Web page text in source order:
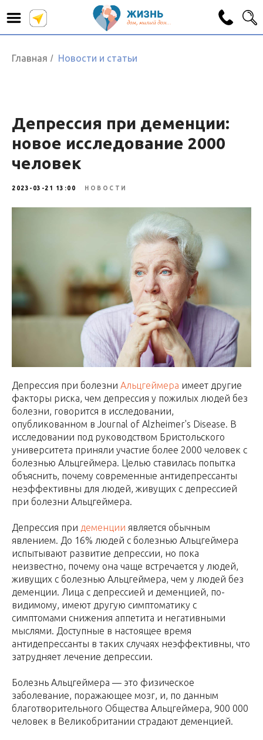
Главная / Новости и статьи
Депрессия при деменции:
новое исследование 2000
человек
2023-03-21 13:00 НОВОСТИ
Депрессия при болезни Альцгеймера имеет другие
факторы риска, чем депрессия у пожилых людей без
болезни, говорится в исследовании,
опубликованном в Journal of Alzheimer's Disease. В
исследовании под руководством Бристольского
университета приняли участие более 2000 человек с
болезнью Альцгеймера. Целью ставилась попытка
объяснить, почему современные антидепрессанты
неэффективны для людей, живущих с депрессией
при болезни Альцгеймера.
Депрессия при деменции является обычным
явлением. До 16% людей с болезнью Альцгеймера
испытывают развитие депрессии, но пока
неизвестно, почему она чаще встречается у людей,
живущих с болезнью Альцгеймера, чем у людей без
деменции. Лица с депрессией и деменцией, по-
видимому, имеют другую симптоматику с
симптомами снижения аппетита и негативными
мыслями. Доступные в настоящее время
антидепрессанты в таких случаях неэффективны, что
затрудняет лечение депрессии.
Болезнь Альцгеймера — это физическое
заболевание, поражающее мозг, и, по данным
благотворительного Общества Альцгеймера, 900 000
человек в Великобритании страдают деменцией.